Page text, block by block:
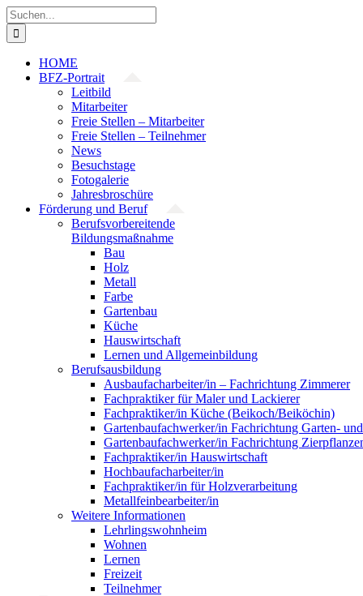
Zum
Inhalt
springen
Suche
nach:
HOME
BFZ-Portrait
Leitbild
Mitarbeiter
Freie Stellen – Mitarbeiter
Freie Stellen – Teilnehmer
News
Besuchstage
Fotogalerie
Jahresbroschüre
Förderung und Beruf
Berufsvorbereitende
Bildungsmaßnahme
Bau
Holz
Metall
Farbe
Gartenbau
Küche
Hauswirtschaft
Lernen und Allgemeinbildung
Berufsausbildung
Ausbaufacharbeiter/in – Fachrichtung Zimmerer
Fachpraktiker für Maler und Lackierer
Fachpraktiker/in Küche (Beikoch/Beiköchin)
Gartenbaufachwerker/in Fachrichtung Garten-
Gartenbaufachwerker/in Fachrichtung
Fachpraktiker/in Hauswirtschaft
Hochbaufacharbeiter/in
Fachpraktiker/in für Holzverarbeitung
Metallfeinbearbeiter/in
Weitere Informationen
Lehrlingswohnheim
Wohnen
Lernen
Freizeit
Teilnehmer